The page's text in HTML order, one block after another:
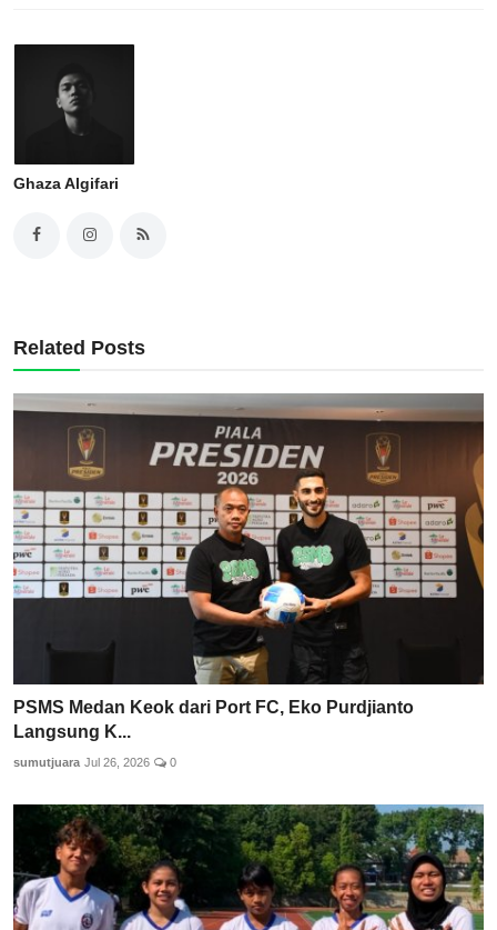
Ghaza Algifari
Related Posts
PSMS Medan Keok dari Port FC, Eko Purdjianto
Langsung K...
sumutjuara Jul 26, 2026 0